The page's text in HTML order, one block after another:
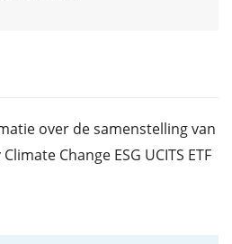
over de samenstelling van
Change ESG UCITS ETF